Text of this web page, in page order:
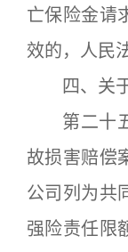
亡保险金请
效的，人民
四、关于
第二十五
故损害赔偿
公司列为共
强险责任限